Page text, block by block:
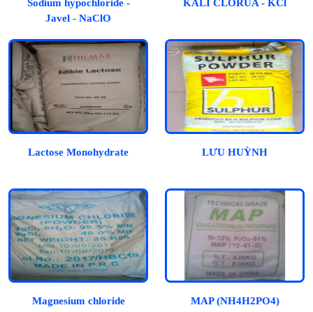
Sodium hypochloride -
Javel - NaClO
KALI CLORUA - KCl
Lactose Monohydrate LƯU HUỲNH
Magnesium chloride MAP (NH4H2PO4)